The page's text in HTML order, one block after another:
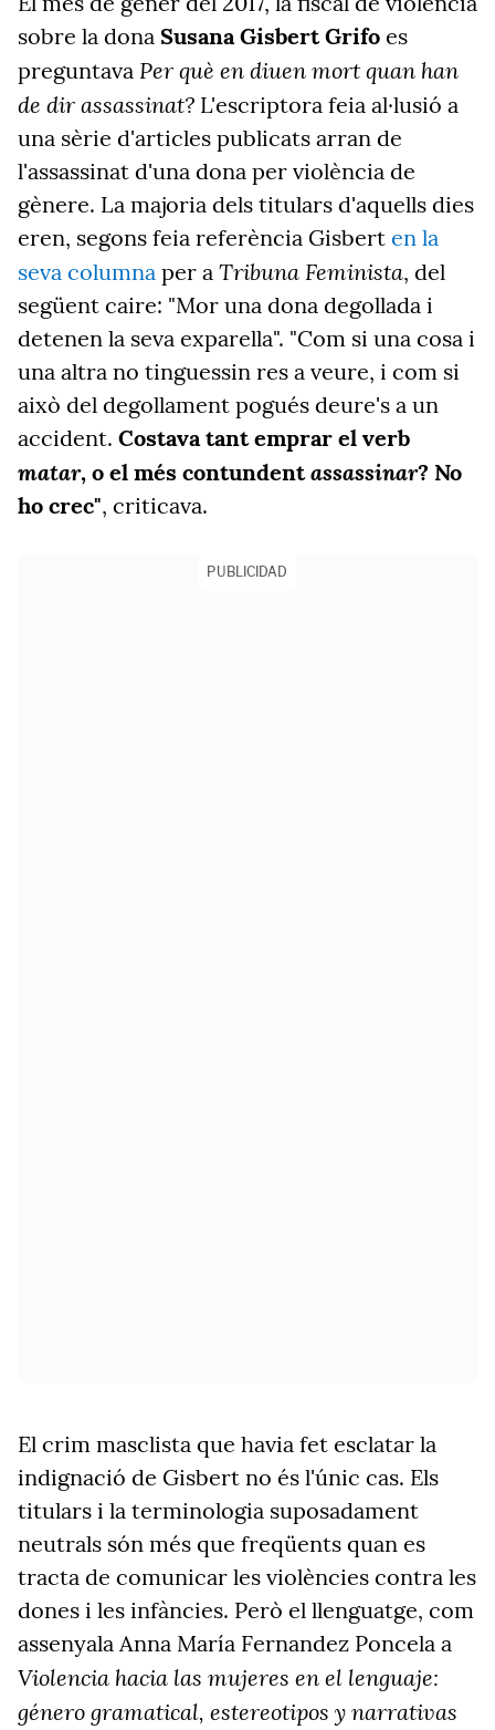
sobre la dona Susana Gisbert Grifo es
preguntava Per què en diuen mort quan han
de dir assassinat? L'escriptora feia al·lusió a
una sèrie d'articles publicats arran de
l'assassinat d'una dona per violència de
gènere. La majoria dels titulars d'aquells dies
eren, segons feia referència Gisbert en la
seva columna per a Tribuna Feminista, del
següent caire: "Mor una dona degollada i
detenen la seva exparella". "Com si una cosa i
una altra no tinguessin res a veure, i com si
això del degollament pogués deure's a un
accident. Costava tant emprar el verb
matar, o el més contundentassassinar? No
ho crec", criticava.
PUBLICIDAD
El crim masclista que havia fet esclatar la
indignació de Gisbert no és l'únic cas. Els
titulars i la terminologia suposadament
neutrals són més que freqüents quan es
tracta de comunicar les violències contra les
dones i les infàncies. Però el llenguatge, com
assenyala Anna María Fernandez Poncela a
Violencia hacia las mujeres en el lenguaje:
género gramatical, estereotipos y narrativas